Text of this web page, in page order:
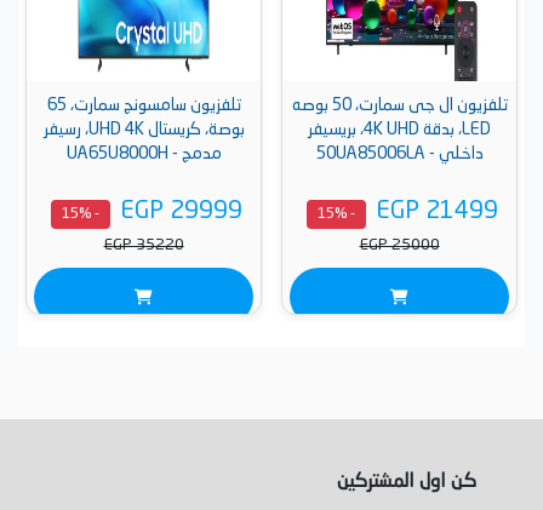
تلفزيون ال جى سمارت، 50 بوصه
LED، بدقة 4K UHD، بريسيفر
داخلي - 50UA85006LA
EGP 21499
- 15%
EGP 25000
تلفزيون سامسونج سمارت، 65
بوصة، كريستال UHD 4K، رسيفر
مدمج - UA65U8000H
EGP 29999
- 15%
EGP 35220
كن اول المشتركين